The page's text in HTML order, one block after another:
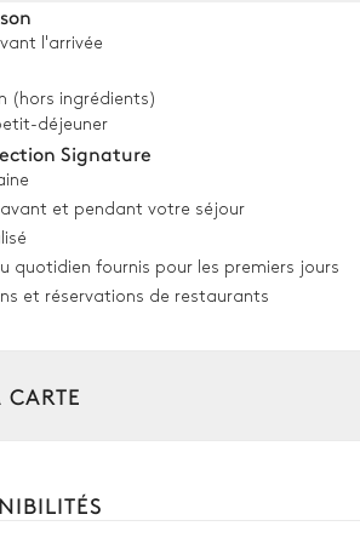
l = 5,3m, profondeur = 0,9m / 1,4m
l'arrivée
(hors ingrédients)
déjeuner
Signature
et pendant votre séjour
quotidien fournis pour les premiers jours
et réservations de restaurants